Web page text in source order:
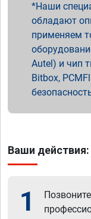
Наши
обладают
применяем
Autel) и чип
Bitbox,
Ваши действия:
1